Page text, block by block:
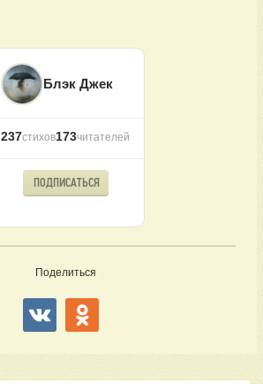
Блэк Джек
237стихов173читателей
ПОДПИСАТЬСЯ
Поделиться